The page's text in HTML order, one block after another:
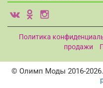
v o i
Политика
продажи
© Олимп Моды 2016-